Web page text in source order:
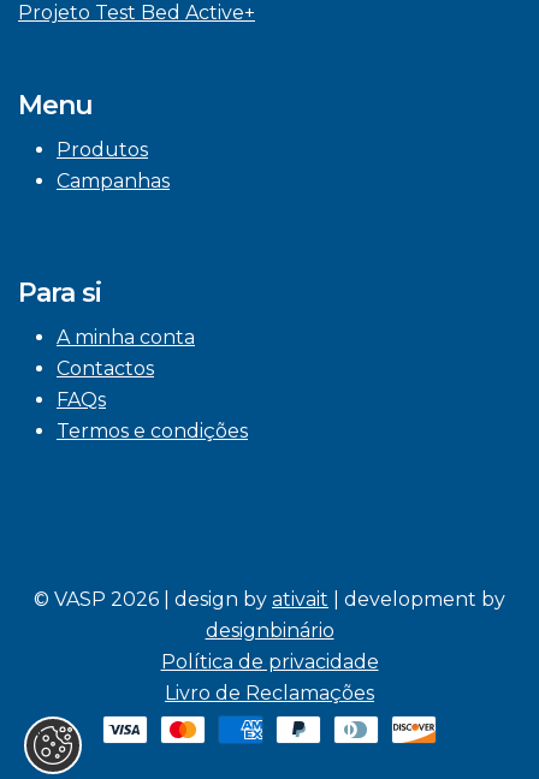
Projeto Test Bed Active+
Menu
Produtos
Campanhas
Para si
A minha conta
Contactos
FAQs
Termos e condições
© VASP 2026 | design by ativait | development by
designbinário
Política de privacidade
Livro de Reclamações